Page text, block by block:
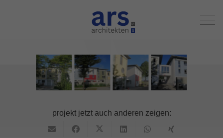
projekt jetzt auch anderen zeigen: